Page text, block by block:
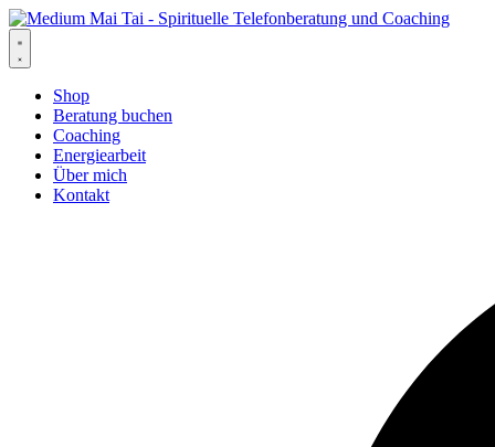
Zum
Inhalt
springen
Shop
Beratung buchen
Coaching
Energiearbeit
Über mich
Kontakt